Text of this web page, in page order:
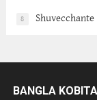
8 Shuvecchante
BANGLA KOBITA |